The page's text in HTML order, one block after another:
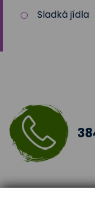
Sladká jídla